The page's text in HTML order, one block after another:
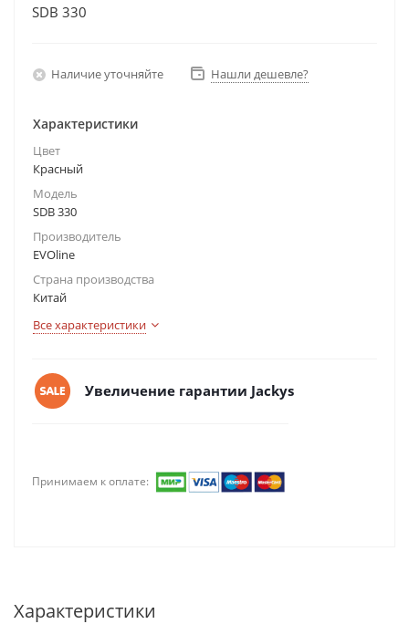
SDB 330
Наличие уточняйте Нашли дешевле?
Характеристики
Цвет
Красный
Модель
SDB 330
Производитель
EVOline
Страна производства
Китай
Все характеристики
Увеличение гарантии Jackys
Принимаем к оплате:
Характеристики